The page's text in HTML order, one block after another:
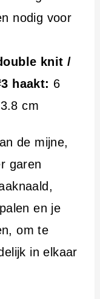
nodig voor
knit /
haakt: 6
cm
de mijne,
garen
en je
om te
in elkaar